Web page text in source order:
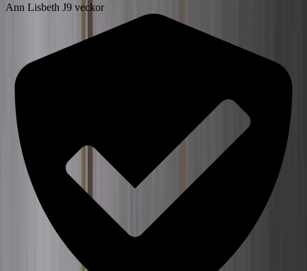
Ann Lisbeth J9 veckor